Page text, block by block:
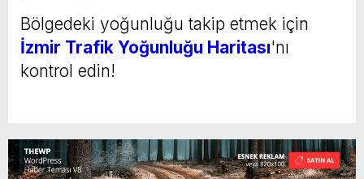
Bölgedeki yoğunluğu takip etmek için
İzmir Trafik Yoğunluğu Haritası'nı
kontrol edin!